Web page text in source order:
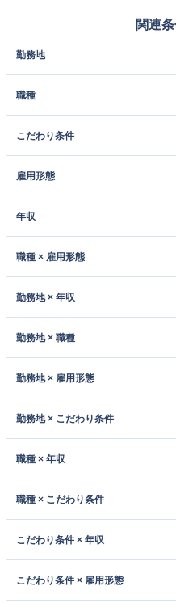
関連
勤務地
職種
こだわり条件
雇用形態
年収
職種 × 雇用形態
勤務地 × 年収
勤務地 × 職種
勤務地 × 雇用形態
勤務地 × こだわり条件
職種 × 年収
職種 × こだわり条件
こだわり条件 × 年収
こだわり条件 × 雇用形態